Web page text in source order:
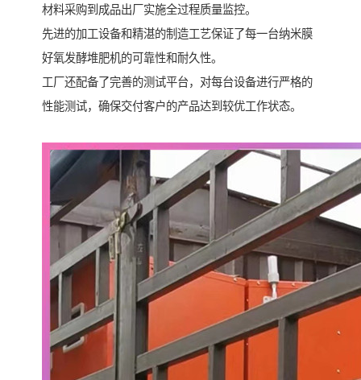
材料采购到成品出厂实施全过程质量监控。
先进的加工设备和精湛的制造工艺保证了每一台纳米膜
好氧发酵堆肥机的可靠性和耐久性。
工厂还配备了完善的测试平台，对每台设备进行严格的
性能测试，确保交付客户的产品达到较优工作状态。